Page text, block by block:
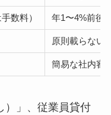
数料） 年1〜4%前後
原則載らない
簡易な社内審
）」、従業員貸付